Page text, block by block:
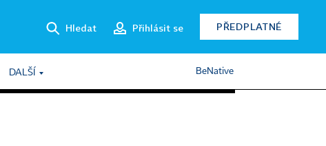
Hledat Přihlásit se PŘEDPLATNÉ
DALŠÍ BeNative